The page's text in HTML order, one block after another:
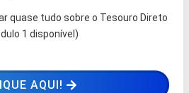
quase tudo sobre o Tesouro Direto
1 disponível)
AQUI!